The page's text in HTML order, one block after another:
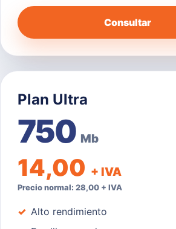
Consultar
Plan Ultra
750 Mb
14,00 + IVA
Precio normal: 28,00 + IVA
Alto rendimiento